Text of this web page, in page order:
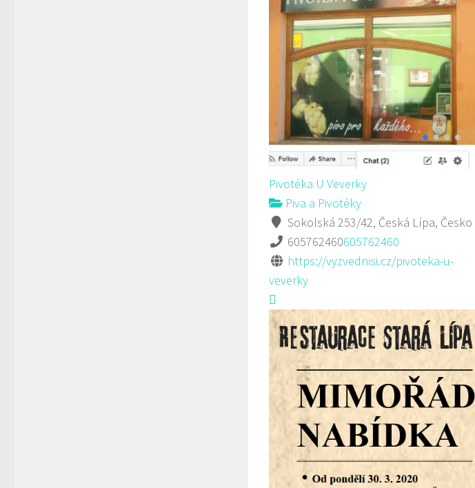
Pivotéka U Veverky
Piva a Pivotéky
Sokolská 253/42, Česká Lípa, Česko
605762460605762460
https://vyzvednisi.cz/pivoteka-u-
veverky